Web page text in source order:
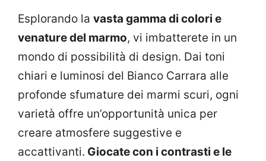
Esplorando la vasta gamma di colori e
venature del marmo, vi imbatterete in un
mondo di possibilità di design. Dai toni
chiari e luminosi del Bianco Carrara alle
profonde sfumature dei marmi scuri, ogni
varietà offre un’opportunità unica per
creare atmosfere suggestive e
accattivanti. Giocate con i contrasti e le